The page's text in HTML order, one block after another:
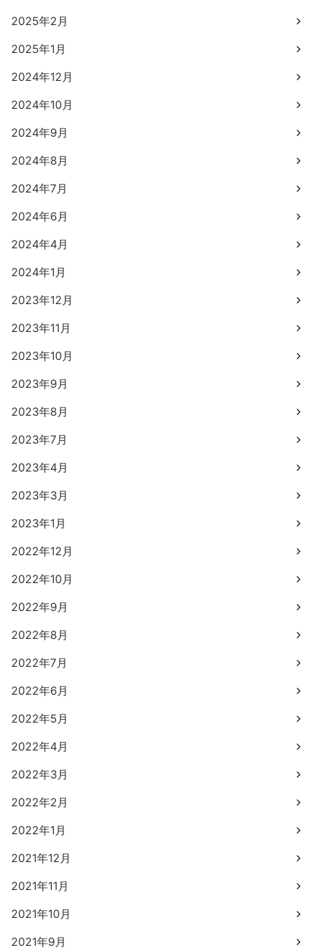
2025年2月
2025年1月
2024年12月
2024年10月
2024年9月
2024年8月
2024年7月
2024年6月
2024年4月
2024年1月
2023年12月
2023年11月
2023年10月
2023年9月
2023年8月
2023年7月
2023年4月
2023年3月
2023年1月
2022年12月
2022年10月
2022年9月
2022年8月
2022年7月
2022年6月
2022年5月
2022年4月
2022年3月
2022年2月
2022年1月
2021年12月
2021年11月
2021年10月
2021年9月